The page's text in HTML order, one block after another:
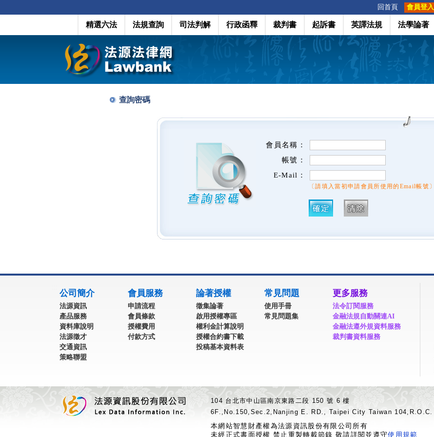
回首頁 會員登入
精選六法 法規查詢 司法判解 行政函釋 裁判書 起訴書 英譯法規 法學論著
查詢密碼
會員名稱：
帳號：
E-Mail：
〔請填入當初申請會員所使用的Email帳號〕
公司簡介
法源資訊
產品服務
資料庫說明
法源徵才
交通資訊
策略聯盟
會員服務
申請流程
會員條款
授權費用
付款方式
論著授權
徵集論著
啟用授權專區
權利金計算說明
授權合約書下載
投稿基本資料表
常見問題
使用手冊
常見問題集
更多服務
法令訂閱服務
金融法規自動關連AI
金融法遵外規資料服務
裁判書資料服務
104 台北市中山區南京東路二段 150 號 6 樓
6F.,No.150,Sec.2,Nanjing E. RD., Taipei City Taiwan 104,R.O.C.
本網站智慧財產權為法源資訊股份有限公司所有
未經正式書面授權 禁止重製轉載節錄 敬請詳閱並遵守使用規範